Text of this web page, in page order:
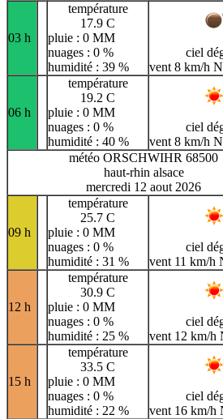
03 h
température
17.9 C
pluie : 0 MM
nuages : 0 %
humidité : 39 %
ciel
vent 8 km/h
06 h
température
19.2 C
pluie : 0 MM
nuages : 0 %
humidité : 40 %
ciel
vent 8 km/h
météo ORSCHWIHR 68500
haut-rhin alsace
mercredi 12 aout 2026
09 h
température
25.7 C
pluie : 0 MM
nuages : 0 %
humidité : 31 %
ciel
vent 11 km/h
12 h
température
30.9 C
pluie : 0 MM
nuages : 0 %
humidité : 25 %
ciel
vent 12 km/h
15 h
température
33.5 C
pluie : 0 MM
nuages : 0 %
humidité : 22 %
ciel
vent 16 km/h